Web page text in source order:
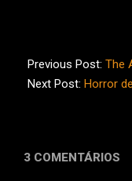
10-
30
Previous Post: The
Next Post: Horror
3 COMENTÁRIOS